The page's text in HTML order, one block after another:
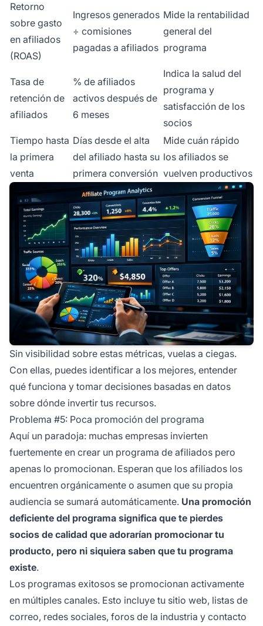
Retorno
sobre gasto
en afiliados
(ROAS)
Ingresos generados
÷ comisiones
pagadas a afiliados
Mide la rentabilidad
general del
programa
Tasa de
retención de
afiliados
% de afiliados
activos después de
6 meses
Indica la salud del
programa y
satisfacción de los
socios
Tiempo hasta
la primera
venta
Días desde el alta
del afiliado hasta su
primera conversión
Mide cuán rápido
los afiliados se
vuelven productivos
Sin visibilidad sobre estas métricas, vuelas a ciegas.
Con ellas, puedes identificar a los mejores, entender
qué funciona y tomar decisiones basadas en datos
sobre dónde invertir tus recursos.
Problema #5: Poca promoción del programa
Aquí un paradoja: muchas empresas invierten
fuertemente en crear un programa de afiliados pero
apenas lo promocionan. Esperan que los afiliados los
encuentren orgánicamente o asumen que su propia
audiencia se sumará automáticamente. Una promoción
deficiente del programa significa que te pierdes
socios de calidad que adorarían promocionar tu
producto, pero ni siquiera saben que tu programa
existe.
Los programas exitosos se promocionan activamente
en múltiples canales. Esto incluye tu sitio web, listas de
correo, redes sociales, foros de la industria y contacto